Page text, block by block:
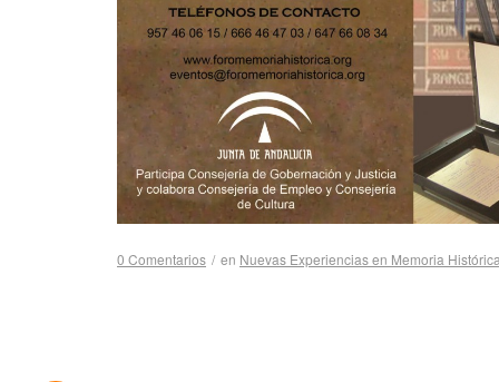
0 Comentarios / en Nuevas Experiencias en Memoria